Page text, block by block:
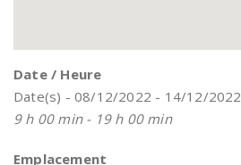
Date / Heure
Date(s) - 08/12/2022 - 14/12/2022
9 h 00 min - 19 h 00 min
Emplacement